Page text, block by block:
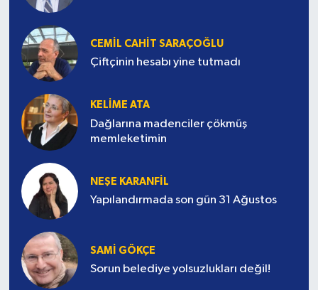
CEMIL CAHIT SARAÇOĞLU
Çiftçinin hesabı yine tutmadı
KELIME ATA
Dağlarına madenciler çökmüş
memleketimin
NEŞE KARANFİL
Yapılandırmada son gün 31 Ağustos
SAMI GÖKÇE
Sorun belediye yolsuzlukları değil!